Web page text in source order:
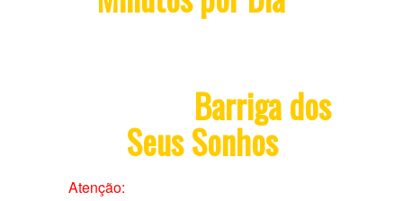
Tudo que Você
Barriga dos
Seus Sonhos
Atenção: